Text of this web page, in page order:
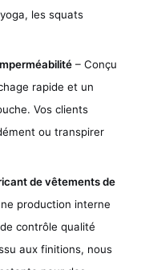
les squats
– Conçu
rapide et un
Vos clients
ou transpirer
de vêtements de
production interne
contrôle qualité
aux finitions, nous